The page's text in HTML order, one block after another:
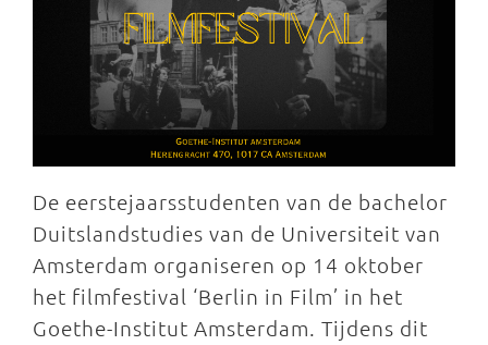
De eerstejaarsstudenten van de bachelor
Duitslandstudies van de Universiteit van
Amsterdam organiseren op 14 oktober
het filmfestival ‘Berlin in Film’ in het
Goethe-Institut Amsterdam. Tijdens dit